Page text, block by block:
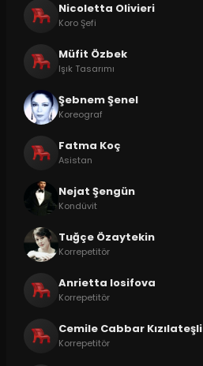
Nicoletta Olivieri
Koro Şefi
Müfit Özbek
Işık Tasarımı
Şebnem Şenel
Koreograf
Fatma Koç
Asistan
Nejat Şengün
Kondüvit
Tuğçe Özaytekin
Korrepetitör
Anrietta Iosifova
Korrepetitör
Cemile Cabbar Kızılateşli
Korrepetitör